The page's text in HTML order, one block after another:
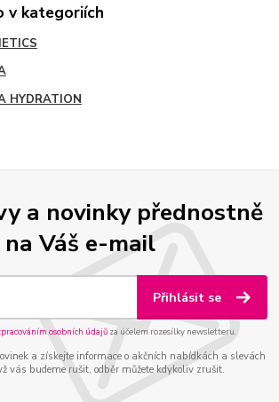
v kategoriích
HYDRATION
a novinky přednostně
na Váš e-mail
Přihlásit se
osobních údajůza účelem rozesílky newsletteru.
a získejte informace o akčních nabídkách a slevách
vás budeme rušit, odběr můžete kdykoliv zrušit.